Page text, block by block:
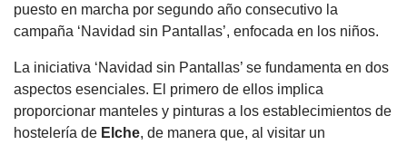
puesto en marcha por segundo año consecutivo la
campaña ‘Navidad sin Pantallas’, enfocada en los niños.
La iniciativa ‘Navidad sin Pantallas’ se fundamenta en dos
aspectos esenciales. El primero de ellos implica
proporcionar manteles y pinturas a los establecimientos de
hostelería de Elche, de manera que, al visitar un